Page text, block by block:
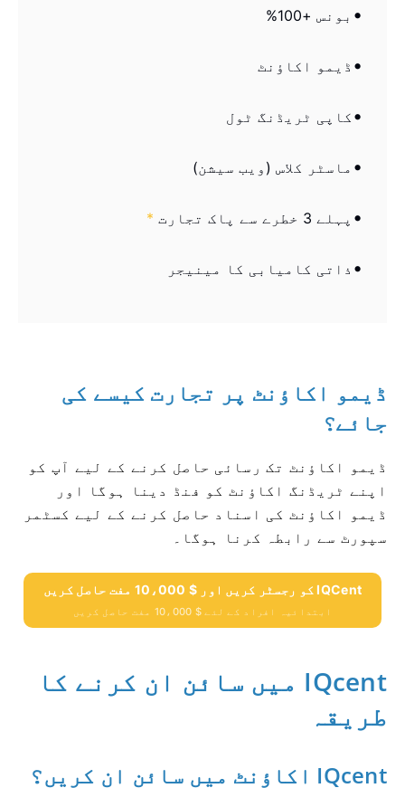
بونس +100%
ڈیمو اکاؤنٹ
کاپی ٹریڈنگ ٹول
ماسٹر کلاس (ویب سیشن)
پہلے 3 خطرے سے پاک تجارت *
ذاتی کامیابی کا مینیجر
ڈیمو اکاؤنٹ پر تجارت کیسے کی
جائے؟
ڈیمو اکاؤنٹ تک رسائی حاصل کرنے کے لیے آپ کو
اپنے ٹریڈنگ اکاؤنٹ کو فنڈ دینا ہوگا اور
ڈیمو اکاؤنٹ کی اسناد حاصل کرنے کے لیے کسٹمر
سپورٹ سے رابطہ کرنا ہوگا۔
IQCent کو رجسٹر کریں اور $ 10،000 مفت حاصل کریں
ابتدائیہ افراد کے لئے $ 10،000 مفت حاصل کریں
IQcent میں سائن ان کرنے کا
طریقہ
IQcent اکاؤنٹ میں سائن ان کریں؟